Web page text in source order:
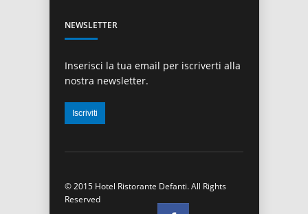
NEWSLETTER
Inserisci la tua email per iscriverti alla
nostra newsletter.
© 2015 Hotel Ristorante Defanti. All Rights
Reserved